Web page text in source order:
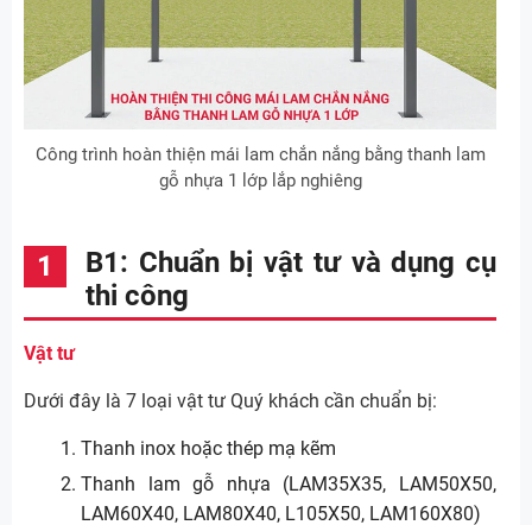
Công trình hoàn thiện mái lam chắn nắng bằng thanh lam
gỗ nhựa 1 lớp lắp nghiêng
B1: Chuẩn bị vật tư và dụng cụ
thi công
Vật tư
Dưới đây là 7 loại vật tư Quý khách cần chuẩn bị:
Thanh inox hoặc thép mạ kẽm
Thanh lam gỗ nhựa (LAM35X35, LAM50X50,
LAM60X40, LAM80X40, L105X50, LAM160X80)